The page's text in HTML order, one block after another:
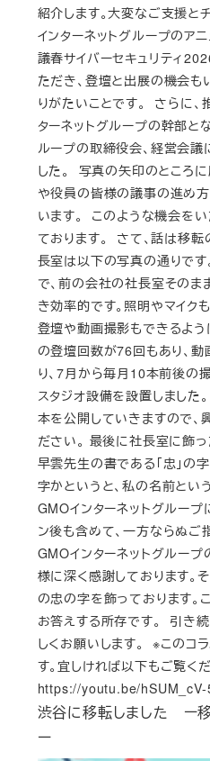
渋谷に移転しました ー
ー
紹介します。大変なご支援と
インターネットグループのア
議春サイバーセキュリティ
ただき、登壇と出展の機会も
りがたいことです。 さらに、
ターネットグループの幹部と
ループの取締役会、経営会議
した。 写真の矢印のところ
や役員の皆様の議事の進め
います。 このような機会を
ております。 さて、話は移
長室は以下の写真の通りで
で、前の会社の社長室そのま
き効率的です。照明やマイク
登壇や動画撮影もできるよう
の登壇回数が76回もあり、
り、7月から毎月10本前後の
スタジオ設備を設置しました
本を公開していきますので、
ださい。 最後に社長室に飾
早雲先生の書である「忠」の
字かというと、私の名前とい
GMOインターネットグループ
ン後も含めて、一方ならぬご
GMOインターネットグルー
様に深く感謝しております。
の忠の字を飾っております。
お答えする所存です。 引き
しくお願いします。 ※このコ
す。宜しければ以下もご覧くだ
https://youtu.be/hSUM_cV-